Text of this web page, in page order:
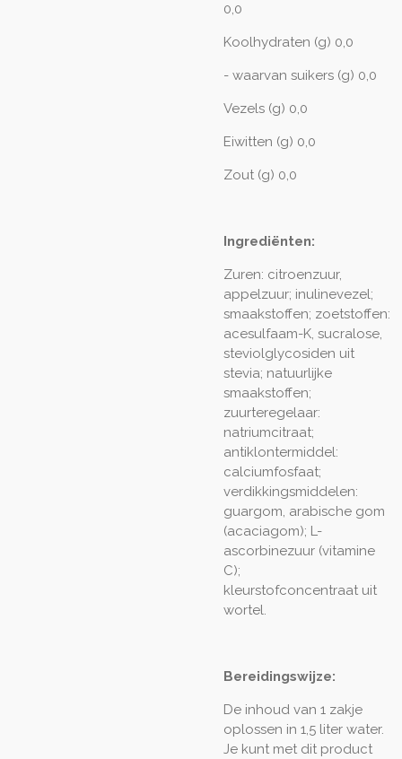
0,0
Koolhydraten (g) 0,0
- waarvan suikers (g) 0,0
Vezels (g) 0,0
Eiwitten (g) 0,0
Zout (g) 0,0
Ingrediënten:
Zuren: citroenzuur,
appelzuur; inulinevezel;
smaakstoffen; zoetstoffen:
acesulfaam-K, sucralose,
steviolglycosiden uit
stevia; natuurlijke
smaakstoffen;
zuurteregelaar:
natriumcitraat;
antiklontermiddel:
calciumfosfaat;
verdikkingsmiddelen:
guargom, arabische gom
(acaciagom); L-
ascorbinezuur (vitamine
C);
kleurstofconcentraat uit
wortel.
Bereidingswijze:
De inhoud van 1 zakje
oplossen in 1,5 liter water.
Je kunt met dit product